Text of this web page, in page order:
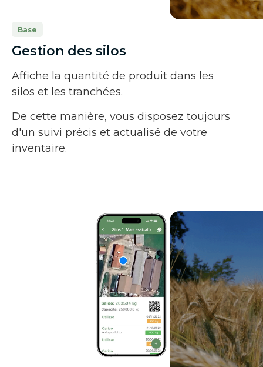
Base
Gestion des silos
Affiche la quantité de produit dans les
silos et les tranchées.
De cette manière, vous disposez toujours
d'un suivi précis et actualisé de votre
inventaire.